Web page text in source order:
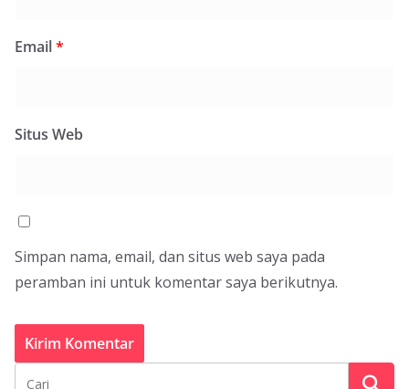
Email*
Situs Web
Simpan nama, email, dan situs web saya pada
peramban ini untuk komentar saya berikutnya.